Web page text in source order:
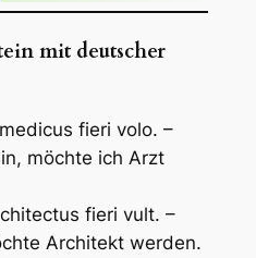
mit deutscher
fieri volo. –
möchte ich Arzt
fieri vult. –
Architekt werden.